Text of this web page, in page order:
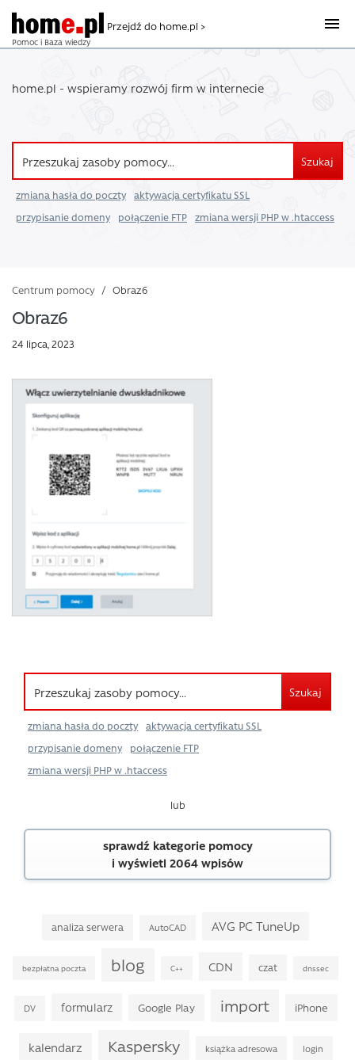
Pomoc i Baza wiedzy
Przejdź do home.pl >
home.pl - wspieramy rozwój firm w internecie
Szukaj
zmiana hasła do poczty
aktywacja certyfikatu SSL
przypisanie domeny
połączenie FTP zmiana wersji PHP w .htaccess
Centrum pomocy / Obraz6
Obraz6
24 lipca, 2023
Szukaj
zmiana hasła do poczty
aktywacja certyfikatu SSL
przypisanie domeny
połączenie FTP
zmiana wersji PHP w .htaccess
lub
sprawdź kategorie pomocy
i wyświetl 2064 wpisów
analiza serwera AutoCAD AVG PC TuneUp
bezpłatna poczta blog C++ CDN czat dnssec
DV formularz Google Play import iPhone
kalendarz Kaspersky książka adresowa login